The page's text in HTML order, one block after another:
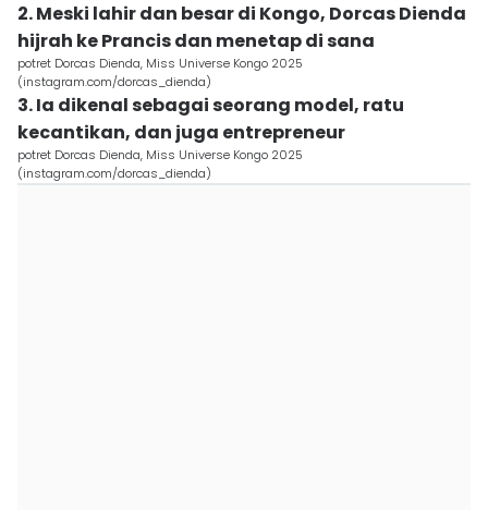
2. Meski lahir dan besar di Kongo, Dorcas Dienda
hijrah ke Prancis dan menetap di sana
potret Dorcas Dienda, Miss Universe Kongo 2025
(instagram.com/dorcas_dienda)
3. Ia dikenal sebagai seorang model, ratu
kecantikan, dan juga entrepreneur
potret Dorcas Dienda, Miss Universe Kongo 2025
(instagram.com/dorcas_dienda)